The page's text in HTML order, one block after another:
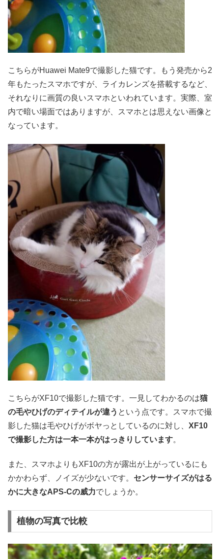
こちらがHuawei Mate9で撮影した猫です。もう発売から2
年もたったスマホですが、ライカレンズを搭載するなど、
それなりに画質の良いスマホといわれています。実際、室
内で暗い場面ではありますが、スマホとは思えない画像と
なっています。
こちらがXF10で撮影した猫です。一見してわかるのは猫
の毛やひげのディテイルが違う という点です。スマホで撮
影した猫は毛やひげがボヤっとしているのに対し、 XF10
で撮影した方は一本一本がはっきりしています。
また、スマホよりもXF10の方が露出が上がっているにも
かかわらず、ノイズが少ないです。 センサーサイズがはる
かに大きなAPS-Cの威力でしょうか。
植物の写真で比較